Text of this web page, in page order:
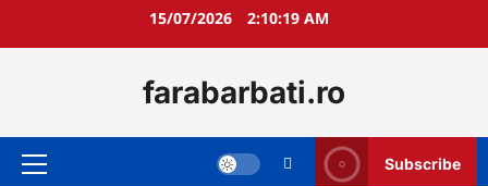
15/07/2026 2:10:21 AM
farabarbati.ro
Primary
Subscribe